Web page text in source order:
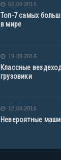
02.09.2016
Топ-7 самых
в мире
19.08.2016
Классные
грузовики
12.08.2016
Невероятные